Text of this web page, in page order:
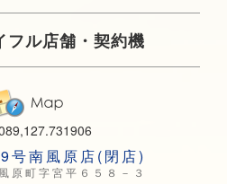
フル店舗・契約機
号南風原店(閉店)
原町字宮平６５８－３